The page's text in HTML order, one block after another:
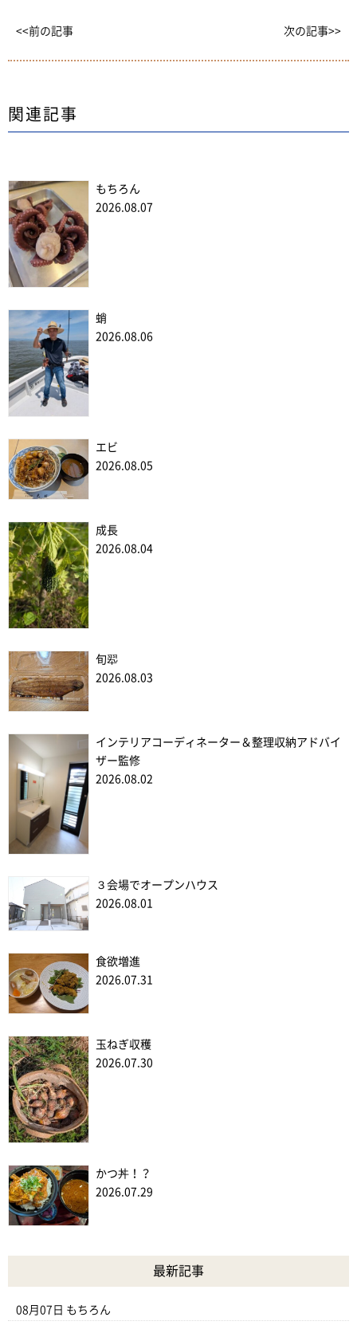
<<前の記事 次の記事>>
関連記事
もちろん
2026.08.07
蛸
2026.08.06
エビ
2026.08.05
成長
2026.08.04
旬翆
2026.08.03
インテリアコーディネーター＆整理収納アドバイ
ザー監修
2026.08.02
３会場でオープンハウス
2026.08.01
食欲増進
2026.07.31
玉ねぎ収穫
2026.07.30
かつ丼！？
2026.07.29
最新記事
08月07日 もちろん